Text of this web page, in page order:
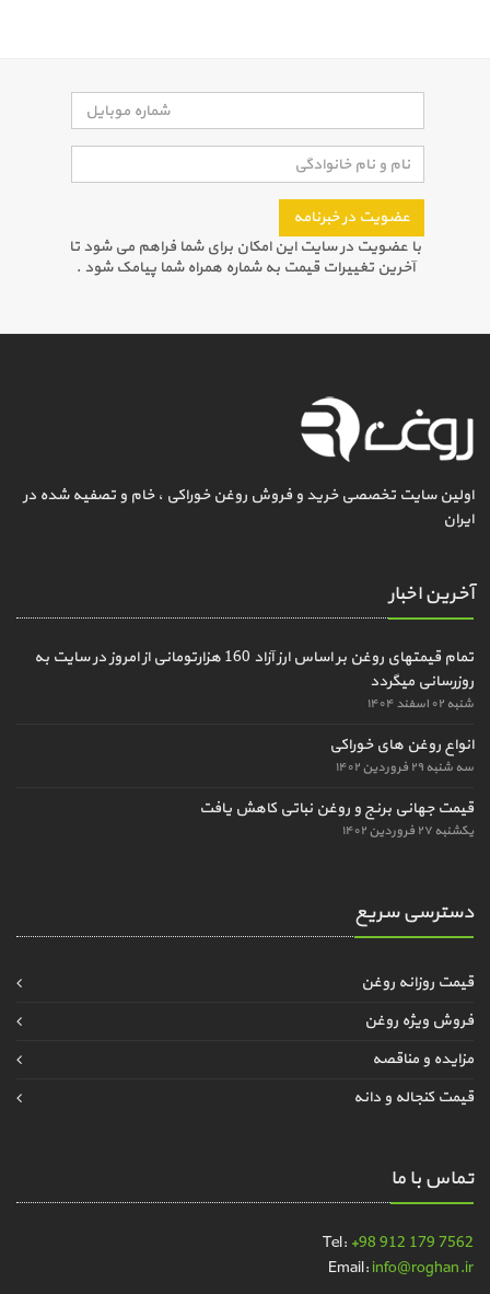
عضویت در خبرنامه
با عضویت در سایت این امکان برای شما فراهم می شود تا
آخرین تغییرات قیمت به شماره همراه شما پیامک شود .
اولین سایت تخصصی خرید و فروش روغن خوراکی ، خام و تصفیه شده در
ایران
آخرین اخبار
تمام قیمتهای روغن بر اساس ارز آزاد 160 هزارتومانی از امروز در سایت به
روزرسانی میگردد
شنبه ۰۲ اسفند ۱۴۰۴
انواع روغن های خوراکی
سه شنبه ۲۹ فروردین ۱۴۰۲
قیمت جهانی برنج و روغن نباتی کاهش یافت
یکشنبه ۲۷ فروردین ۱۴۰۲
دسترسی سریع
قیمت روزانه روغن
فروش ویژه روغن
مزایده و مناقصه
قیمت کنجاله و دانه
تماس با ما
Tel: +98 912 179 7562
Email:info@roghan.ir